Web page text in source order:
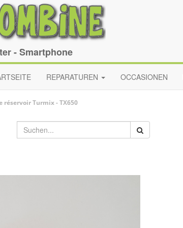
- Smartphone
REPARATUREN OCCASIONEN
réservoirTurmix-TX650